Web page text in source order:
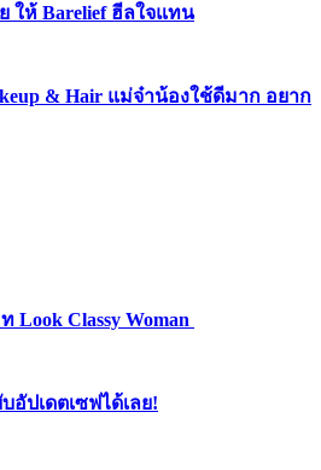
ให้ Barelief ฮีลใจแทน
& Hair แม่จ๋าน้องใช้ดีมาก อยาก
Look Classy Woman
อัปเดตเซฟได้เลย!